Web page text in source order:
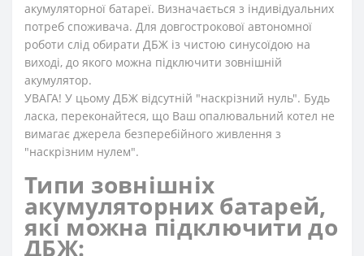
акумуляторної батареї. Визначається з індивідуальних
потреб споживача. Для довгострокової автономної
роботи слід обирати ДБЖ із чистою синусоїдою на
виході, до якого можна підключити зовнішній
акумулятор.
УВАГА! У цьому ДБЖ відсутній "наскрізний нуль". Будь
ласка, переконайтеся, що Ваш опалювальний котел не
вимагає джерела безперебійного живлення з
"наскрізним нулем".
Типи зовнішніх
акумуляторних батарей,
які можна підключити до
ДБЖ: